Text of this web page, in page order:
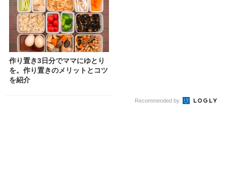
作り置き3日分でママにゆとり
を。作り置きのメリットとコツ
を紹介
Recommended by